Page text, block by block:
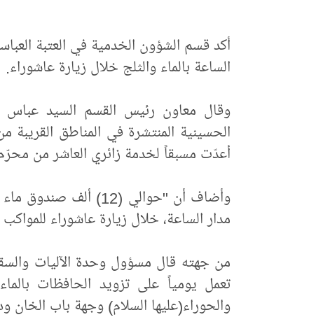
أكد قسم الشؤون الخدمية في العتبة
الساعة بالماء والثلج خلال زيارة عاشوراء.
وقال معاون رئيس القسم السيد عباس
الحسينية المنتشرة في المناطق القريبة
أعدّت مسبقاً لخدمة زائري العاشر من
مدار الساعة، خلال زيارة عاشوراء
من جهته قال مسؤول وحدة الآليات
تعمل يومياً على تزويد الحافظات
والحوراء(عليها السلام) وجهة باب